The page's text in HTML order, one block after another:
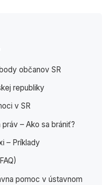
občanov SR
republiky
v SR
– Ako sa brániť?
– Príklady
pomoc v ústavnom